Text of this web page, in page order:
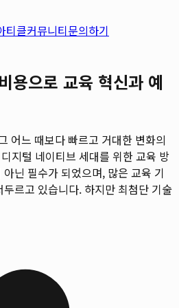
티클커뮤니티문의하기
용으로 교육 혁신과 예
어느 때보다 빠르고 거대한 변화의
지털 네이티브 세대를 위한 교육 방
닌 필수가 되었으며, 많은 교육 기
르고 있습니다. 하지만 최첨단 기술